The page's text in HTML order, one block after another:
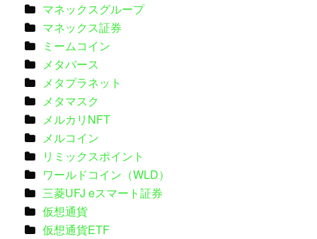
マネックスグループ
マネックス証券
ミームコイン
メタバース
メタプラネット
メタマスク
メルカリNFT
メルコイン
リミックスポイント
ワールドコイン（WLD）
三菱UFJ eスマート証券
仮想通貨
仮想通貨ETF